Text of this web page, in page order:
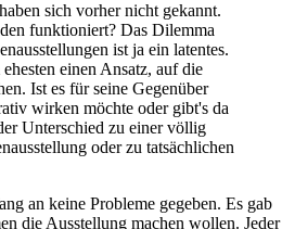
sich vorher nicht gekannt.
funktioniert? Das Dilemma
ist ja ein latentes.
einen Ansatz, auf die
Ist es für seine Gegenüber
wirken möchte oder gibt's da
Unterschied zu einer völlig
oder zu tatsächlichen
an keine Probleme gegeben. Es gab
die Ausstellung machen wollen. Jeder